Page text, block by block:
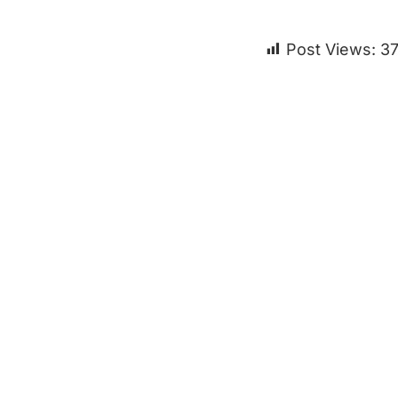
Post Views: